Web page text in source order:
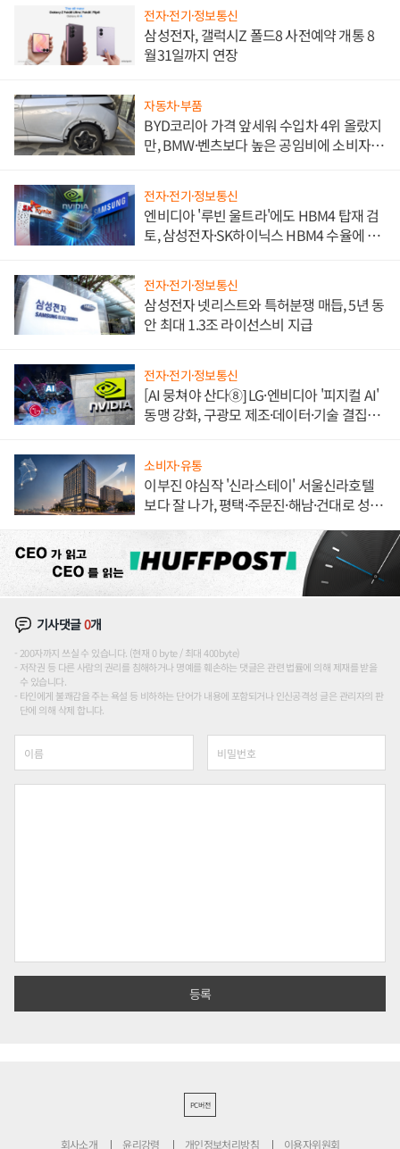
전자·전기·정보통신
삼성전자, 갤럭시Z 폴드8 사전예약 개통 8
월31일까지 연장
자동차·부품
BYD코리아 가격 앞세워 수입차 4위 올랐지
만, BMW·벤츠보다 높은 공임비에 소비자
전자·전기·정보통신
엔비디아 '루빈 울트라'에도 HBM4 탑재 검
토, 삼성전자·SK하이닉스 HBM4 수율에 주
전자·전기·정보통신
삼성전자 넷리스트와 특허분쟁 매듭, 5년 동
안 최대 1.3조 라이선스비 지급
전자·전기·정보통신
[AI 뭉쳐야 산다⑧] LG·엔비디아 '피지컬 AI'
동맹 강화, 구광모 제조·데이터·기술 결집
소비자·유통
이부진 야심작 '신라스테이' 서울신라호텔
보다 잘 나가, 평택·주문진·해남·건대로 성
기사댓글0개
200자까지 쓰실 수 있습니다. (현재 0 byte / 최대 400byte)
저작권 등 다른 사람의 권리를 침해하거나 명예를 훼손하는 댓글은 관련 법률에 의해 제재를 받을
수 있습니다.
타인에게 불쾌감을 주는 욕설 등 비하하는 단어가 내용에 포함되거나 인신공격성 글은 관리자의 판
단에 의해 삭제 합니다.
PC버전
회사소개 윤리강령 개인정보처리방침 이용자위원회